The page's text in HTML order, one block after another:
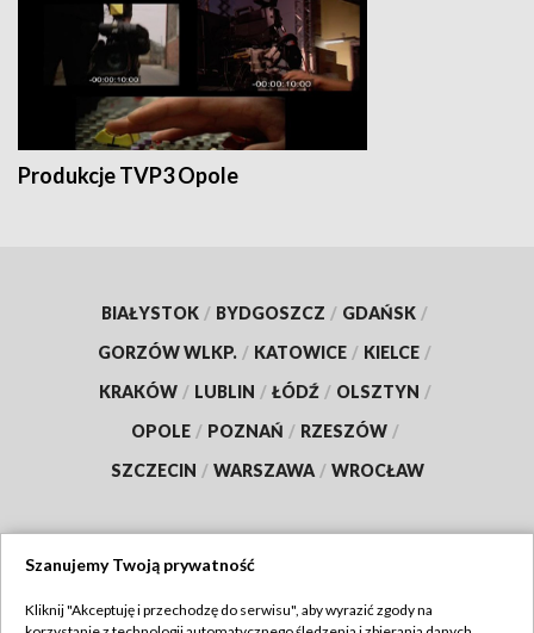
Produkcje TVP3 Opole
BIAŁYSTOK / BYDGOSZCZ / GDAŃSK /
GORZÓW WLKP. / KATOWICE / KIELCE /
KRAKÓW / LUBLIN / ŁÓDŹ / OLSZTYN /
OPOLE / POZNAŃ / RZESZÓW /
SZCZECIN / WARSZAWA / WROCŁAW
Szanujemy Twoją prywatność
Kliknij "Akceptuję i przechodzę do serwisu", aby wyrazić zgody na